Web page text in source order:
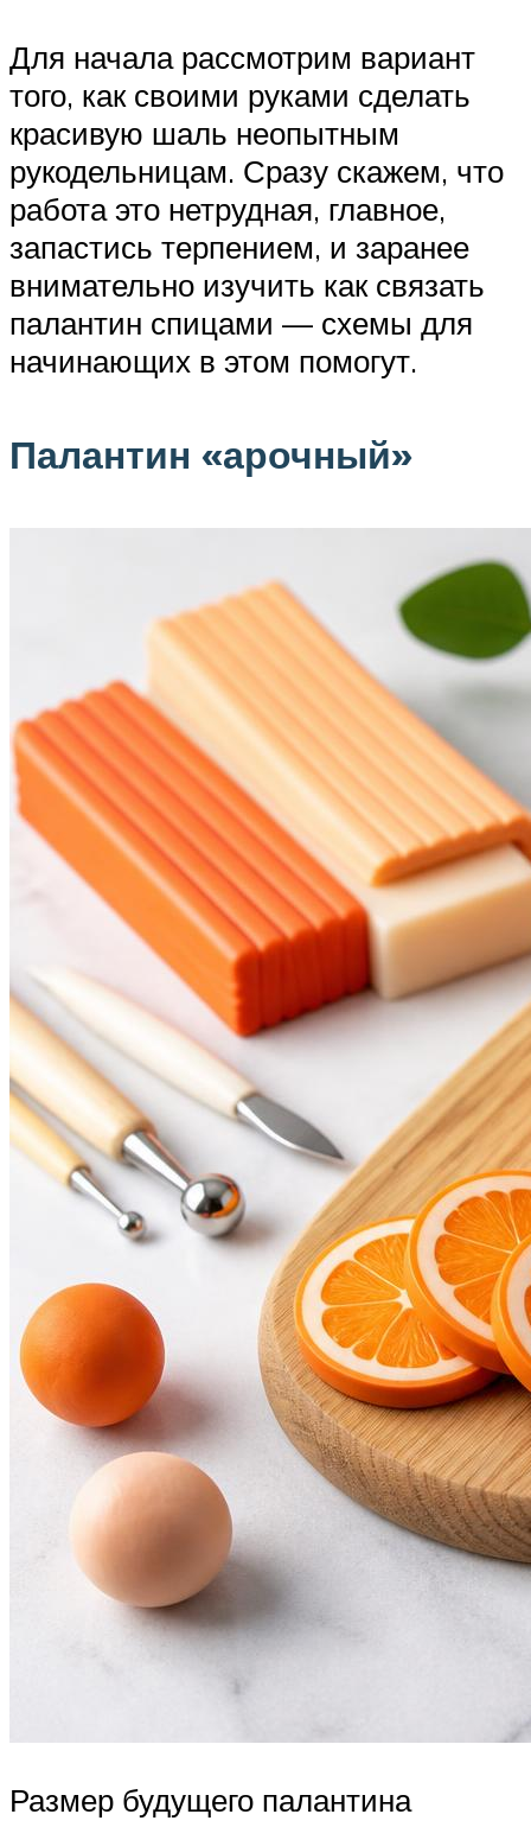
Для начала рассмотрим вариант
того, как своими руками сделать
красивую шаль неопытным
рукодельницам. Сразу скажем, что
работа это нетрудная, главное,
запастись терпением, и заранее
внимательно изучить как связать
палантин спицами — схемы для
начинающих в этом помогут.
Палантин «арочный»
Размер будущего палантина